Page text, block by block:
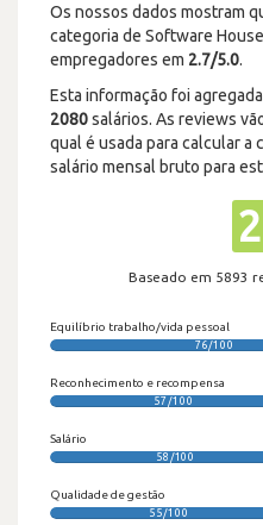
Os nossos dados mostram
categoria de Software
empregadores em 2.7/5.0.
Esta informação foi
2080salários. As reviews
qual é usada para calcular a
salário mensal bruto para
Baseado em 5893
Equilíbrio trabalho/vida pessoal
76/100
Reconhecimento e recompensa
57/100
Salário
58/100
Qualidade de gestão
55/100